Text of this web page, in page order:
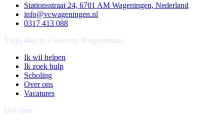
Stationsstraat 24, 6701 AM Wageningen, Nederland
info@vcwageningen.nl
0317 413 088
Vrijwilligers Centrum Wageningen
Ik wil helpen
Ik zoek hulp
Scholing
Over ons
Vacatures
Doe mee